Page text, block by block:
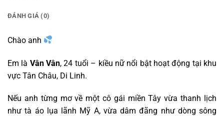
ĐÁNH GIÁ (0)
Chào anh
Em là Vân Vân, 24 tuổi – kiều nữ nổi bật hoạt động tại khu
vực Tân Châu, Di Linh.
Nếu anh từng mơ về một cô gái miền Tây vừa thanh lịch
như tà áo lụa lãnh Mỹ A, vừa dâm đãng như dòng sông